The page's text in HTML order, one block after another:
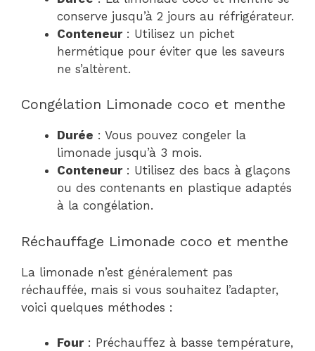
conserve jusqu’à 2 jours au réfrigérateur.
Conteneur: Utilisez un pichet
hermétique pour éviter que les saveurs
ne s’altèrent.
Congélation Limonade coco et menthe
Durée : Vous pouvez congeler la
limonade jusqu’à 3 mois.
Conteneur: Utilisez des bacs à glaçons
ou des contenants en plastique adaptés
à la congélation.
Réchauffage Limonade coco et menthe
La limonade n’est généralement pas
réchauffée, mais si vous souhaitez l’adapter,
voici quelques méthodes :
Four: Préchauffez à basse température,